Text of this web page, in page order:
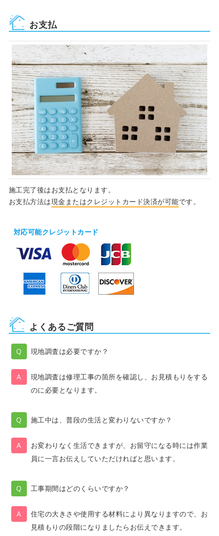
お支払
施工完了後はお支払となります。
お支払方法は現金またはクレジットカード決済が可能です。
対応可能クレジットカード
よくあるご質問
現地調査は必要ですか？
現地調査は修理工事の箇所を確認し、お見積もりをする
のに必要となります。
施工中は、普段の生活と変わりないですか？
お変わりなく生活できますが、お留守になる時には作業
員に一言お伝えしていただければと思います。
工事期間はどのくらいですか？
住宅の大きさや使用する材料により異なりますので、お
見積もりの段階になりましたらお伝えできます。